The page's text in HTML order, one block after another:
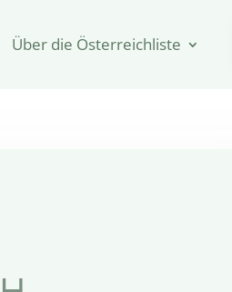
Über die Österreichliste